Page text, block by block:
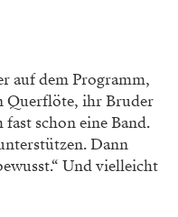
auf dem Programm,
Querflöte, ihr Bruder
schon eine Band.
Dann
Und vielleicht